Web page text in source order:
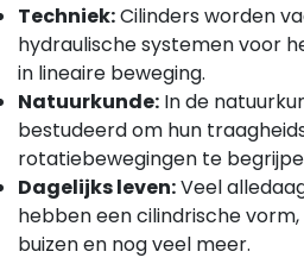
Techniek:Cilinders worden
hydraulische systemen voor
in lineaire beweging.
Natuurkunde: In de
bestudeerd om hun
rotatiebewegingen te
Dagelijks leven:Veel
hebben een cilindrische
buizen en nog veel meer.